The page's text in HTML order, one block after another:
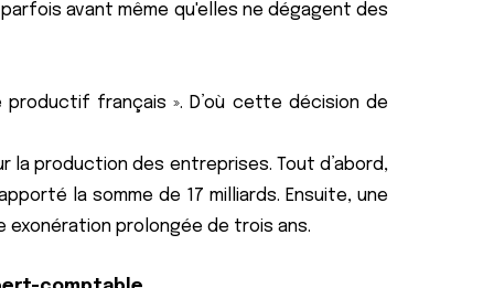
avant même qu'elles ne dégagent des
français ». D’où cette décision de
la production des entreprises. Tout d’abord,
la somme de 17 milliards. Ensuite, une
exonération prolongée de trois ans.